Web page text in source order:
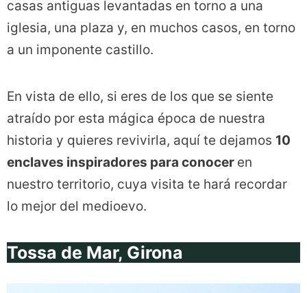
casas antiguas levantadas en torno a una
iglesia, una plaza y, en muchos casos, en torno
a un imponente castillo.
En vista de ello, si eres de los que se siente
atraído por esta mágica época de nuestra
historia y quieres revivirla, aquí te dejamos 10
enclaves inspiradores para conocer en
nuestro territorio, cuya visita te hará recordar
lo mejor del medioevo.
Tossa de Mar, Girona